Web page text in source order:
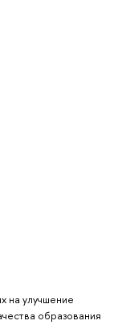
на улучшение
образования